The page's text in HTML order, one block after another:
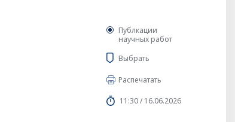
Публкации
научных работ
Выбрать
Распечатать
11:30 / 16.06.2026